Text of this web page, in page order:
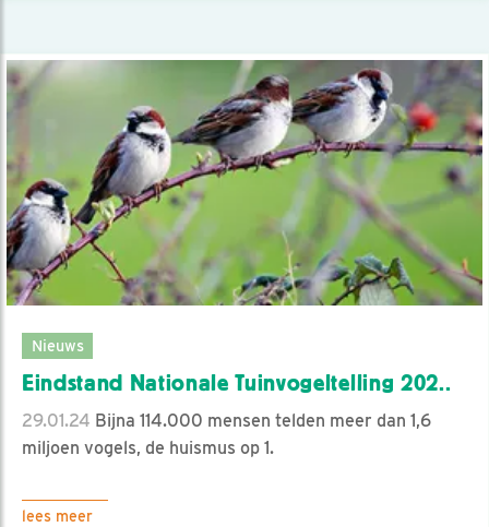
Nieuws
Eindstand Nationale Tuinvogeltelling 202..
29.01.24 Bijna 114.000 mensen telden meer dan 1,6
miljoen vogels, de huismus op 1.
lees meer